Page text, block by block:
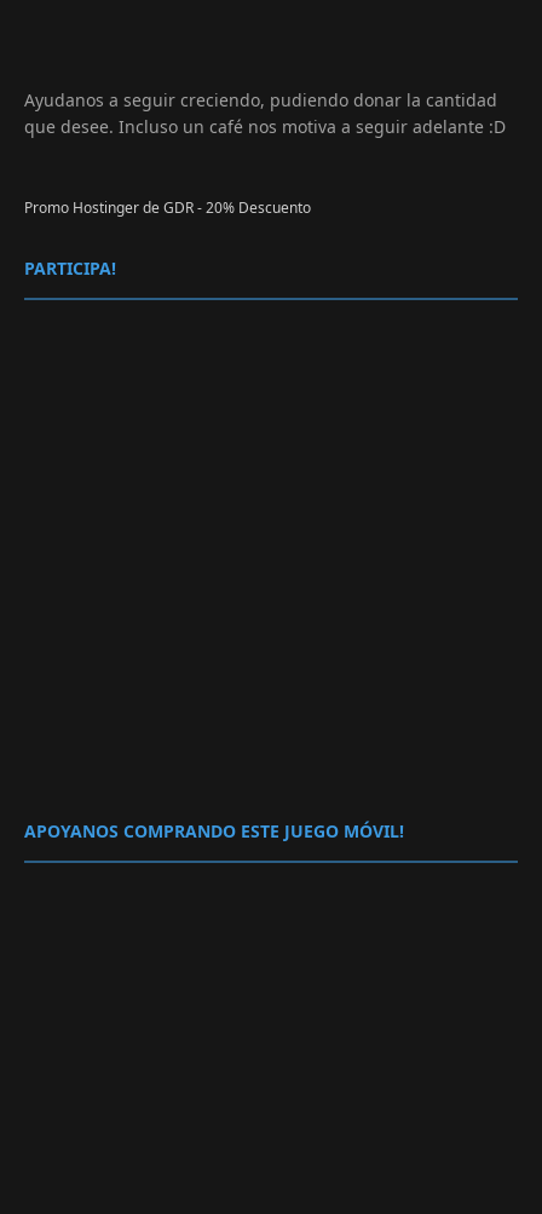
Ayudanos a seguir creciendo, pudiendo donar la cantidad
que desee. Incluso un café nos motiva a seguir adelante :D
Promo Hostinger de GDR - 20% Descuento
PARTICIPA!
APOYANOS COMPRANDO ESTE JUEGO MÓVIL!